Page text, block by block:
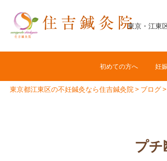
東京・江東
初めての方へ 妊
東京都江東区の不妊鍼灸なら住吉鍼灸院> ブログ>
プ